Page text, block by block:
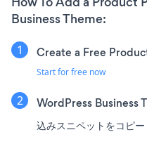
Business Theme:
Create a Free
Start for free now
WordPress Business
込みスニペットをコピ